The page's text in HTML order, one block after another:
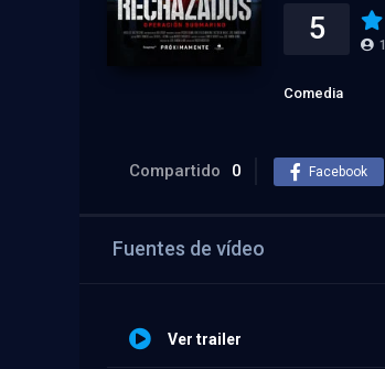
5 1
Comedia
Compartido 0 Facebook
Fuentes de vídeo
Ver trailer